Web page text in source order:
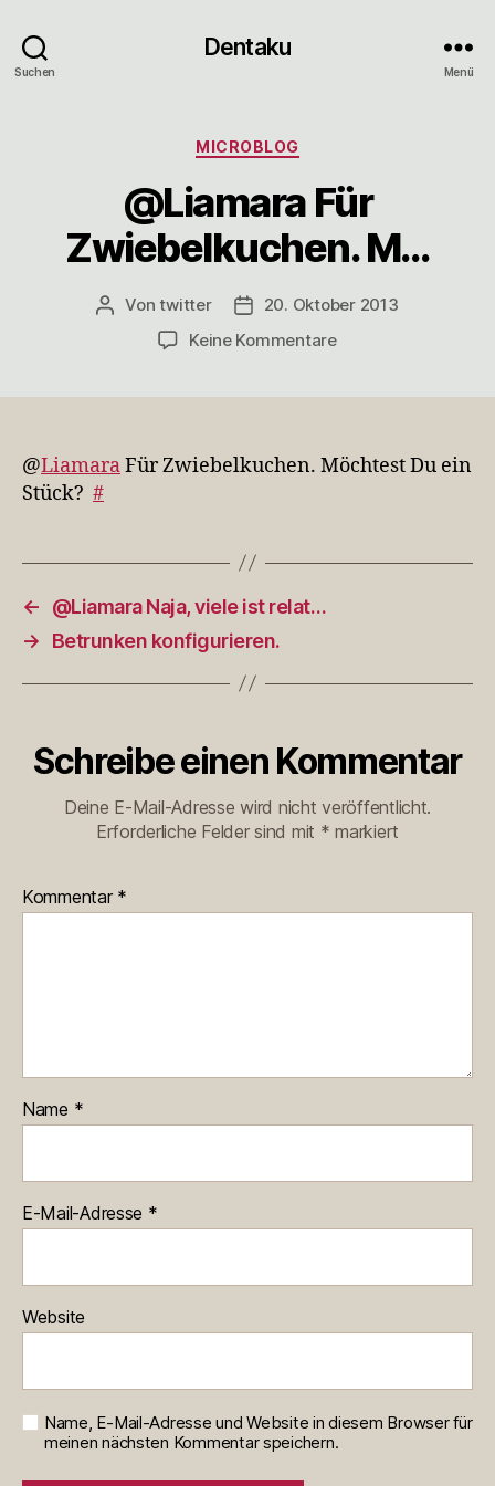
Suchen
Dentaku
Menü
Kategorien
MICROBLOG
@Liamara Für
Zwiebelkuchen. M…
Beitragsautor
Vontwitter Veröffentlichungsdatum
20. Oktober 2013
Keine Kommentarezu
@LiamaraFür Zwiebelkuchen. Möchtest Du ein
Stück? #
←
@Liamara Naja, viele ist relat…
→
Betrunken konfigurieren.
Schreibe einen Kommentar
Deine E-Mail-Adresse wird nicht veröffentlicht.
Erforderliche Felder sind mit * markiert
Kommentar *
Name *
E-Mail-Adresse *
Website
Name, E-Mail-Adresse und Website in diesem Browser für
meinen nächsten Kommentar speichern.